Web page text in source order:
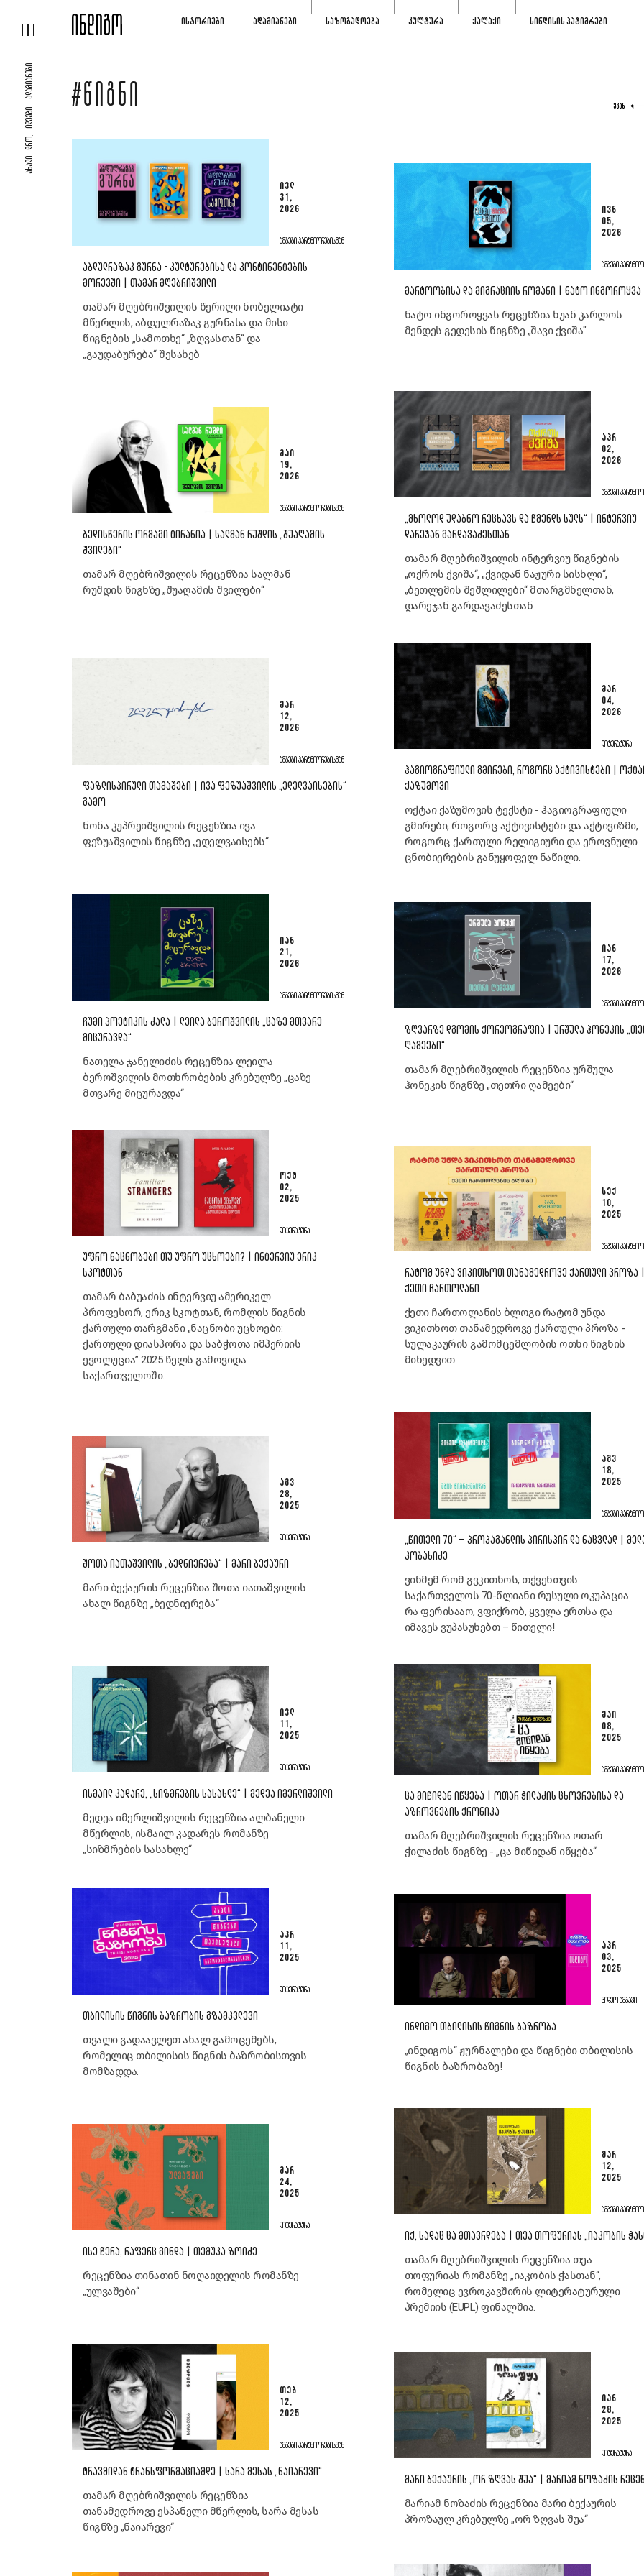
ᲐᲮᲐᲚᲘ ᲓᲠᲝ, ᲘᲓᲔᲔᲑᲘ, ᲐᲓᲐᲛᲘᲐᲜᲔᲑᲘ.
ᲘᲡᲢᲝᲠᲘᲔᲑᲘ ᲐᲓᲐᲛᲘᲐᲜᲔᲑᲘ ᲡᲐᲖᲝᲒᲐᲓᲝᲔᲑᲐ ᲙᲣᲚᲢᲣᲠᲐ ᲥᲐᲚᲐᲥᲘ ᲡᲘᲜᲓᲘᲡᲘᲡ ᲞᲐᲢᲘᲛᲠᲔᲑᲘ
#ᲬᲘᲒᲜᲘ ᲣᲙᲐᲜ
ᲘᲕᲚ
31,
2026
ᲐᲛᲑᲔᲑᲘ ᲞᲐᲠᲢᲜᲘᲝᲠᲔᲑᲘᲡᲒᲐᲜ
ᲐᲑᲓᲣᲚᲠᲐᲖᲐᲙ ᲒᲣᲠᲜᲐ - ᲙᲣᲚᲢᲣᲠᲔᲑᲘᲡᲐ ᲓᲐ ᲙᲝᲜᲢᲘᲜᲔᲜᲢᲔᲑᲘᲡ
ᲛᲝᲠᲔᲕᲨᲘ | ᲗᲐᲛᲐᲠ ᲛᲦᲔᲑᲠᲘᲨᲕᲘᲚᲘ
თამარ მღებრიშვილის წერილი ნობელიატი
მწერლის, აბდულრაზაკ გურნასა და მისი
წიგნების „სამოთხე“ „ზღვასთან“ და
„გაუდაბურება“ შესახებ
ᲘᲕᲜ
05,
2026
ᲐᲛᲑᲔᲑᲘ
ᲛᲐᲠᲢᲝᲝᲑᲘᲡᲐ ᲓᲐ ᲛᲘᲒᲠᲐᲪᲘᲘᲡ ᲠᲝᲛᲐᲜᲘ | ᲜᲐᲢᲝ ᲘᲜᲒᲝᲠᲝᲧᲕᲐ
ნატო ინგოროყვას რეცენზია ხუან კარლოს
მენდეს გედესის წიგნზე „შავი ქვიშა"
ᲛᲐᲘ
19,
2026
ᲐᲛᲑᲔᲑᲘ ᲞᲐᲠᲢᲜᲘᲝᲠᲔᲑᲘᲡᲒᲐᲜ
ᲑᲔᲓᲘᲡᲬᲔᲠᲘᲡ ᲝᲠᲛᲐᲒᲘ ᲢᲘᲠᲐᲜᲘᲐ | ᲡᲐᲚᲛᲐᲜ ᲠᲣᲨᲓᲘᲡ „ᲨᲣᲐᲦᲐᲛᲘᲡ
ᲨᲕᲘᲚᲔᲑᲘ“
თამარ მღებრიშვილის რეცენზია სალმან
რუშდის წიგნზე „შუაღამის შვილები“
ᲐᲞᲠ
02,
2026
ᲐᲛᲑᲔᲑᲘ
„ᲛᲮᲝᲚᲝᲓ ᲣᲓᲐᲑᲜᲝ ᲠᲔᲪᲮᲐᲕᲡ ᲓᲐ ᲬᲛᲔᲜᲓᲡ ᲡᲣᲚᲡ“ | ᲘᲜᲢᲔᲠᲕᲘᲣ
ᲓᲐᲠᲔᲯᲐᲜ ᲒᲐᲠᲓᲐᲕᲐᲫᲔᲡᲗᲐᲜ
თამარ მღებრიშვილის ინტერვიუ წიგნების
„ოქროს ქვიშა“, „ქვიდან ნაჟური სისხლი“,
„ბეთლემის შეშლილები“ მთარგმნელთან,
დარეჯან გარდავაძესთან
ᲛᲐᲠ
12,
2026
ᲐᲛᲑᲔᲑᲘ ᲞᲐᲠᲢᲜᲘᲝᲠᲔᲑᲘᲡᲒᲐᲜ
ᲤᲐᲖᲚᲘᲡᲞᲘᲠᲣᲚᲘ ᲗᲐᲛᲐᲨᲔᲑᲘ | ᲘᲕᲐ ᲤᲔᲖᲣᲐᲨᲕᲘᲚᲘᲡ „ᲔᲓᲔᲚᲕᲐᲘᲡᲔᲑᲘᲡ“
ᲒᲐᲛᲝ
ნონა კუპრეიშვილის რეცენზია ივა
ფეზუაშვილის წიგნზე „ედელვაისებს“
ᲛᲐᲠ
04,
2026
ᲚᲘᲢᲔᲠᲐᲢᲣᲠᲐ
ᲰᲐᲒᲘᲝᲒᲠᲐᲤᲘᲣᲚᲘ ᲒᲛᲘᲠᲔᲑᲘ, ᲠᲝᲒᲝᲠᲪ ᲐᲥᲢᲘᲕᲘᲡᲢᲔᲑᲘ |
ᲥᲐᲖᲣᲛᲝᲕᲘ
ოქტაი ქაზუმოვის ტექსტი - ჰაგიოგრაფიული
გმირები, როგორც აქტივისტები და აქტივიზმი,
როგორც ქართული რელიგიური და ეროვნული
ცნობიერების განუყოფელ ნაწილი.
ᲘᲐᲜ
21,
2026
ᲐᲛᲑᲔᲑᲘ ᲞᲐᲠᲢᲜᲘᲝᲠᲔᲑᲘᲡᲒᲐᲜ
ᲩᲣᲛᲘ ᲞᲝᲔᲢᲘᲙᲘᲡ ᲫᲐᲚᲐ | ᲚᲔᲘᲚᲐ ᲑᲔᲠᲝᲨᲕᲘᲚᲘᲡ „ᲪᲐᲖᲔ ᲛᲗᲕᲐᲠᲔ
ᲛᲘᲪᲣᲠᲐᲕᲓᲐ“
ნათელა ჯანელიძის რეცენზია ლეილა
ბეროშვილის მოთხრობების კრებულზე „ცაზე
მთვარე მიცურავდა“
ᲘᲐᲜ
17,
2026
ᲐᲛᲑᲔᲑᲘ
ᲖᲦᲕᲐᲠᲖᲔ ᲓᲒᲝᲛᲘᲡ ᲥᲝᲠᲔᲝᲒᲠᲐᲤᲘᲐ | ᲣᲠᲨᲣᲚᲐ ᲰᲝᲜᲔᲙᲘᲡ
ᲦᲐᲛᲔᲔᲑᲘ“
თამარ მღებრიშვილის რეცენზია ურშულა
ჰონეკის წიგნზე „თეთრი ღამეები“
ᲝᲥᲢ
02,
2025
ᲚᲘᲢᲔᲠᲐᲢᲣᲠᲐ
ᲣᲤᲠᲝ ᲜᲐᲪᲜᲝᲑᲔᲑᲘ ᲗᲣ ᲣᲤᲠᲝ ᲣᲪᲮᲝᲔᲑᲘ? | ᲘᲜᲢᲔᲠᲕᲘᲣ ᲔᲠᲘᲙ
ᲡᲙᲝᲢᲗᲐᲜ
თამარ ბაბუაძის ინტერვიუ ამერიკელ
პროფესორ, ერიკ სკოტთან, რომლის წიგნის
ქართული თარგმანი „ნაცნობი უცხოები:
ქართული დიასპორა და საბჭოთა იმპერიის
ევოლუცია” 2025 წელს გამოვიდა
საქართველოში.
ᲡᲔᲥ
10,
2025
ᲐᲛᲑᲔᲑᲘ
ᲠᲐᲢᲝᲛ ᲣᲜᲓᲐ ᲕᲘᲙᲘᲗᲮᲝᲗ ᲗᲐᲜᲐᲛᲔᲓᲠᲝᲕᲔ ᲥᲐᲠᲗᲣᲚᲘ ᲞᲠᲝᲖᲐ
ᲥᲔᲗᲘ ᲩᲐᲠᲗᲝᲚᲐᲜᲘ
ქეთი ჩართოლანის ბლოგი რატომ უნდა
ვიკითხოთ თანამედროვე ქართული პროზა -
სულაკაურის გამომცემლობის ოთხი წიგნის
მიხედვით
ᲐᲒᲕ
28,
2025
ᲚᲘᲢᲔᲠᲐᲢᲣᲠᲐ
ᲨᲝᲗᲐ ᲘᲐᲗᲐᲨᲕᲘᲚᲘᲡ „ᲑᲔᲓᲜᲘᲔᲠᲔᲑᲐ“ | ᲛᲐᲠᲘ ᲑᲔᲥᲐᲣᲠᲘ
მარი ბექაურის რეცენზია შოთა იათაშვილის
ახალ წიგნზე „ბედნიერება“
ᲐᲒᲕ
18,
2025
ᲐᲛᲑᲔᲑᲘ
„ᲬᲘᲗᲔᲚᲘ 70“ – ᲞᲠᲝᲞᲐᲒᲐᲜᲓᲘᲡ ᲞᲘᲠᲘᲡᲞᲘᲠ ᲓᲐ ᲜᲐᲪᲕᲚᲐᲓ |
ᲙᲝᲑᲐᲮᲘᲫᲔ
ვინმემ რომ გვკითხოს, თქვენთვის
საქართველოს 70-წლიანი რუსული ოკუპაცია
რა ფერისააო, ვფიქრობ, ყველა ერთსა და
იმავეს ვუპასუხებთ – წითელი!
ᲘᲕᲚ
11,
2025
ᲚᲘᲢᲔᲠᲐᲢᲣᲠᲐ
ᲘᲡᲛᲐᲘᲚ ᲙᲐᲓᲐᲠᲔ, „ᲡᲘᲖᲛᲠᲔᲑᲘᲡ ᲡᲐᲡᲐᲮᲚᲔ“ | ᲛᲔᲓᲔᲐ ᲘᲛᲔᲠᲚᲘᲨᲕᲘᲚᲘ
მედეა იმერლიშვილის რეცენზია ალბანელი
მწერლის, ისმაილ კადარეს რომანზე
„სიზმრების სასახლე“
ᲛᲐᲘ
08,
2025
ᲐᲛᲑᲔᲑᲘ
ᲪᲐ ᲛᲘᲬᲘᲓᲐᲜ ᲘᲬᲧᲔᲑᲐ | ᲝᲗᲐᲠ ᲭᲘᲚᲐᲫᲘᲡ ᲪᲮᲝᲕᲠᲔᲑᲘᲡᲐ ᲓᲐ
ᲐᲖᲠᲝᲕᲜᲔᲑᲘᲡ ᲥᲠᲝᲜᲘᲙᲐ
თამარ მღებრიშვილის რეცენზია ოთარ
ჭილაძის წიგნზე - „ცა მიწიდან იწყება“
ᲐᲞᲠ
11,
2025
ᲚᲘᲢᲔᲠᲐᲢᲣᲠᲐ
ᲗᲑᲘᲚᲘᲡᲘᲡ ᲬᲘᲒᲜᲘᲡ ᲑᲐᲖᲠᲝᲑᲘᲡ ᲒᲖᲐᲛᲙᲕᲚᲔᲕᲘ
თვალი გადაავლეთ ახალ გამოცემებს,
რომელიც თბილისის წიგნის ბაზრობისთვის
მომზადდა.
ᲐᲞᲠ
03,
2025
ᲕᲘᲓᲔᲝ ᲐᲛᲑᲐᲕᲘ
ᲘᲜᲓᲘᲒᲝ ᲗᲑᲘᲚᲘᲡᲘᲡ ᲬᲘᲒᲜᲘᲡ ᲑᲐᲖᲠᲝᲑᲐ
„ინდიგოს“ ჟურნალები და წიგნები თბილისის
წიგნის ბაზრობაზე!
ᲛᲐᲠ
24,
2025
ᲚᲘᲢᲔᲠᲐᲢᲣᲠᲐ
ᲘᲡᲔ ᲬᲔᲠᲐ, ᲠᲐᲤᲔᲠᲪ ᲒᲘᲜᲓᲐ | ᲗᲔᲛᲣᲙᲐ ᲖᲝᲘᲫᲔ
რეცენზია თინათინ ნოღაიდელის რომანზე
„ულვაშები“
ᲛᲐᲠ
12,
2025
ᲐᲛᲑᲔᲑᲘ
ᲘᲥ, ᲡᲐᲓᲐᲪ ᲪᲐ ᲛᲗᲐᲕᲠᲓᲔᲑᲐ | ᲗᲔᲐ ᲗᲝᲤᲣᲠᲘᲐᲡ „ᲘᲐᲙᲝᲑᲘᲡ
თამარ მღებრიშვილის რეცენზია თეა
თოფურიას რომანზე „იაკობის ჭასთან“,
რომელიც ევროკავშირის ლიტერატურული
პრემიის (EUPL) ფინალშია.
ᲗᲔᲑ
12,
2025
ᲐᲛᲑᲔᲑᲘ ᲞᲐᲠᲢᲜᲘᲝᲠᲔᲑᲘᲡᲒᲐᲜ
ᲢᲠᲐᲕᲛᲘᲓᲐᲜ ᲢᲠᲐᲜᲡᲤᲝᲠᲛᲐᲪᲘᲐᲛᲓᲔ | ᲡᲐᲠᲐ ᲛᲔᲡᲐᲡ „ᲜᲐᲘᲐᲠᲔᲕᲘ“
თამარ მღებრიშვილის რეცენზია
თანამედროვე ესპანელი მწერლის, სარა მესას
წიგნზე „ნაიარევი“
ᲘᲐᲜ
28,
2025
ᲚᲘᲢᲔᲠᲐᲢᲣᲠᲐ
ᲛᲐᲠᲘ ᲑᲔᲥᲐᲣᲠᲘᲡ „ᲝᲠ ᲖᲦᲕᲐᲡ ᲨᲣᲐ“ | ᲛᲐᲠᲘᲐᲛ ᲜᲝᲖᲐᲫᲘᲡ
მარიამ ნოზაძის რეცენზია მარი ბექაურის
პროზაულ კრებულზე „ორ ზღვას შუა“